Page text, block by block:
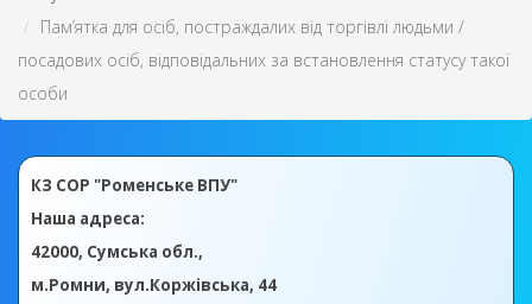
Пам’ятка для осіб, постраждалих від торгівлі людьми /
посадових осіб, відповідальних за встановлення статусу такої
особи
КЗ СОР "Роменське ВПУ"
Наша адреса:
42000, Сумська обл.,
м.Ромни, вул.Коржівська, 44